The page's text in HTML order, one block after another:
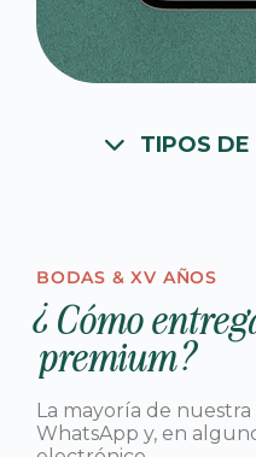
TIPOS DE
BODAS & XV AÑOS
¿Cómo
premium?
La mayoría de
WhatsApp y, en